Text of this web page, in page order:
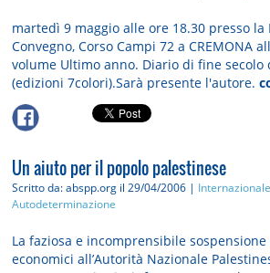
martedì 9 maggio alle ore 18.30 presso
Convegno, Corso Campi 72 a CREMONA
volume Ultimo anno. Diario di fine secolo
(edizioni 7colori).Sarà presente l'autore.
Un aiuto per il popolo palestinese
Scritto da: abspp.org il 29/04/2006 |
Autodeterminazione
La faziosa e incomprensibile
economici all’Autorità Nazionale